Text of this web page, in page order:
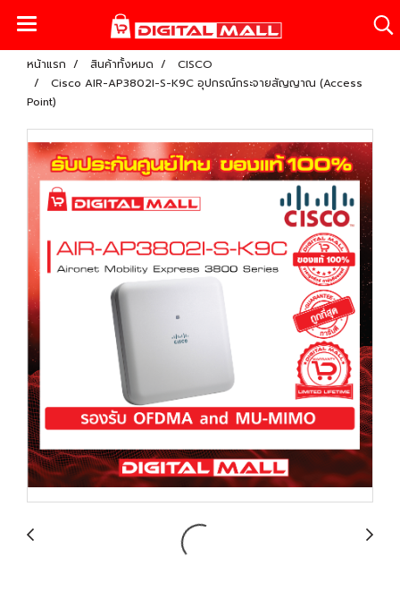
หน้าแรก สินค้าทั้งหมด
CISCO
Cisco AIR-AP3802I-S-K9C อุปกรณ์กระจายสัญญาณ (Access
Point)